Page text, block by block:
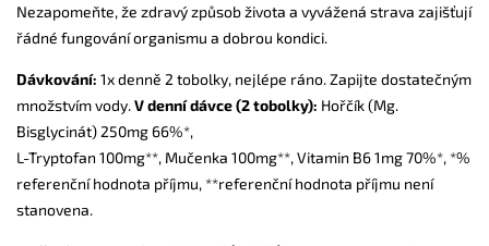
Nezapomeňte, že zdravý způsob života a vyvážená strava zajišťují
řádné fungování organismu a dobrou kondici.
Dávkování: 1x denně 2 tobolky, nejlépe ráno. Zapijte dostatečným
množstvím vody.V denní dávce (2 tobolky): Hořčík (Mg.
Bisglycinát) 250mg 66%*,
L-Tryptofan 100mg**, Mučenka 100mg**, Vitamin B6 1mg 70%*, *%
referenční hodnota příjmu, **referenční hodnota příjmu není
stanovena.